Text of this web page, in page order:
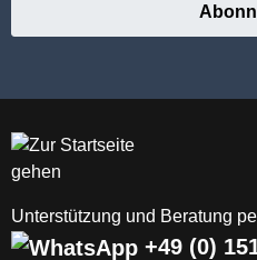
Unterstützung und Beratung
+49 (0)